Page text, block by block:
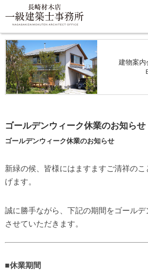
建物案内
ゴールデンウィーク休業のお知らせ
ゴールデンウィーク休業のお知らせ
新緑の候、皆様にはますますご清祥のこ
げます。
誠に勝手ながら、下記の期間をゴールデ
させていただきます。
■休業期間